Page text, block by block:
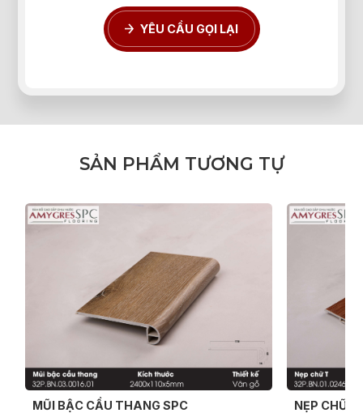
YÊU CẦU GỌI LẠI
SẢN PHẨM TƯƠNG TỰ
MŨI BẬC CẦU THANG SPC
NẸP CHỮ